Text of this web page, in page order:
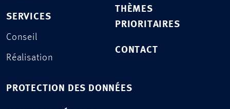
SERVICES
Conseil
Réalisation
THÈMES
PRIORITAIRES
CONTACT
PROTECTION DES DONNÉES